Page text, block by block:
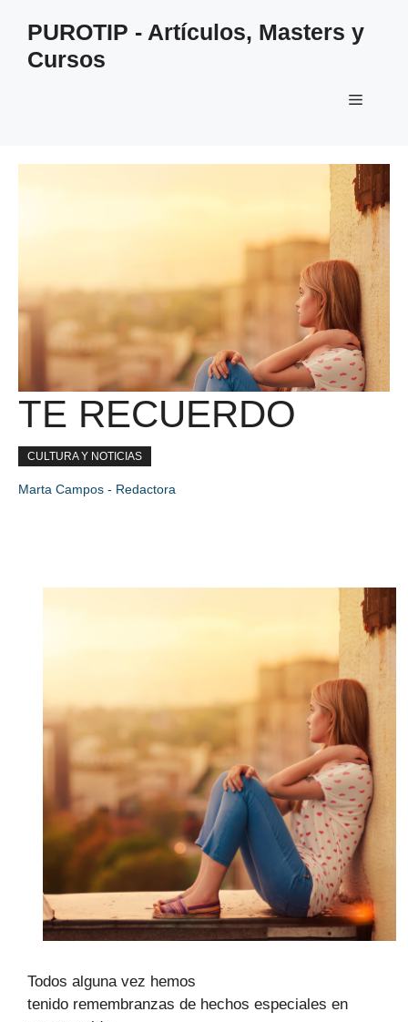
contenido
PUROTIP - Artículos, Masters y
Cursos
Menú
TE RECUERDO
CULTURA Y NOTICIAS
Marta Campos - Redactora
Todos alguna vez hemos
tenido remembranzas de hechos especiales en